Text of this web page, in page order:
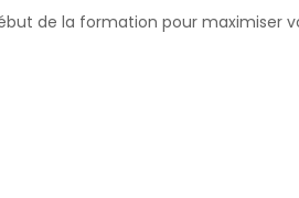
de la formation pour maximiser